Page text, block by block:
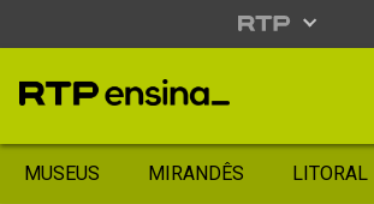
MUSEUS MIRANDÊS LITORAL